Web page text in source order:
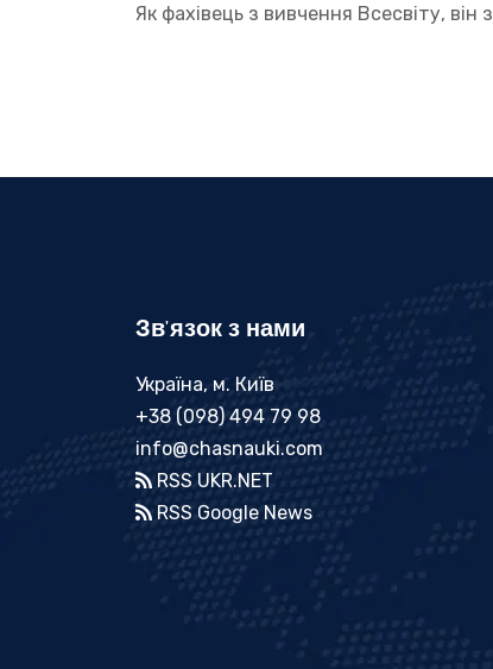
Як фахівець з вивчення Всесвіту,
Зв'язок з нами
Україна, м. Київ
+38 (098) 494 79 98
info@chasnauki.com
RSS UKR.NET
RSS Google News